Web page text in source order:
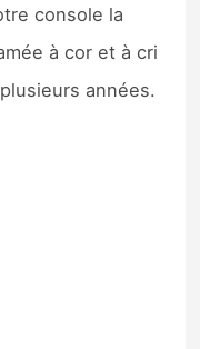
console la
à cor et à cri
années.